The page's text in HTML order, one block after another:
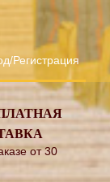
Регистрация
от 30